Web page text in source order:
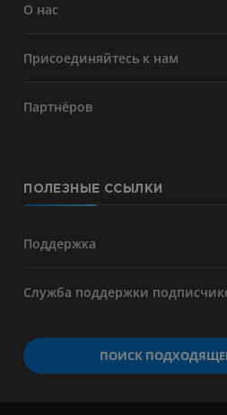
О нас
Присоединяйтесь к нам
Партнёров
ПОЛЕЗНЫЕ ССЫЛКИ
Поддержка
Служба поддержки
ПОИСК